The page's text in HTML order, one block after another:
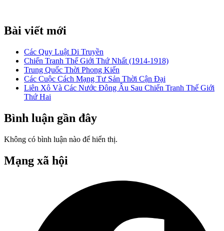
Bài viết mới
Các Quy Luật Di Truyền
Chiến Tranh Thế Giới Thứ Nhất (1914-1918)
Trung Quốc Thời Phong Kiến
Các Cuộc Cách Mạng Tư Sản Thời Cận Đại
Liên Xô Và Các Nước Đông Âu Sau Chiến Tranh Thế Giới
Thứ Hai
Bình luận gần đây
Không có bình luận nào để hiển thị.
Mạng xã hội